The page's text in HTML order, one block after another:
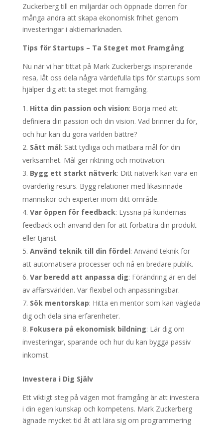
Zuckerberg till en miljardär och öppnade dörren för
många andra att skapa ekonomisk frihet genom
investeringar i aktiemarknaden.
Tips för Startups – Ta Steget mot Framgång
Nu när vi har tittat på Mark Zuckerbergs inspirerande
resa, låt oss dela några värdefulla tips för startups som
hjälper dig att ta steget mot framgång.
Hitta din passion och vision: Börja med att
definiera din passion och din vision. Vad brinner du för,
och hur kan du göra världen bättre?
Sätt mål: Sätt tydliga och mätbara mål för din
verksamhet. Mål ger riktning och motivation.
Bygg ett starkt nätverk: Ditt nätverk kan vara en
ovärderlig resurs. Bygg relationer med likasinnade
människor och experter inom ditt område.
Var öppen för feedback: Lyssna på kundernas
feedback och använd den för att förbättra din produkt
eller tjänst.
Använd teknik till din fördel: Använd teknik för
att automatisera processer och nå en bredare publik.
Var beredd att anpassa dig: Förändring är en del
av affärsvärlden. Var flexibel och anpassningsbar.
Sök mentorskap: Hitta en mentor som kan vägleda
dig och dela sina erfarenheter.
Fokusera på ekonomisk bildning: Lär dig om
investeringar, sparande och hur du kan bygga passiv
inkomst.
Investera i Dig Själv
Ett viktigt steg på vägen mot framgång är att investera
i din egen kunskap och kompetens. Mark Zuckerberg
ägnade mycket tid åt att lära sig om programmering